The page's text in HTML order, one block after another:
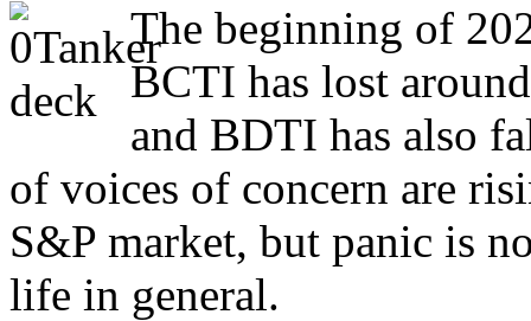
The beginning of
BCTI has lost
and BDTI has also
of voices of concern are
S&P market, but panic is
life in general.